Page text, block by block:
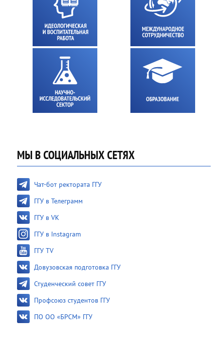
МЫ В СОЦИАЛЬНЫХ СЕТЯХ
Чат-бот ректората ГГУ
ГГУ в Телеграмм
ГГУ в VK
ГГУ в Instagram
ГГУ TV
Довузовская подготовка ГГУ
Студенческий совет ГГУ
Профсоюз студентов ГГУ
ПО ОО «БРСМ» ГГУ